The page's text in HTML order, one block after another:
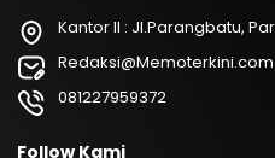
Kantor II : Jl.Parangbatu,
Redaksi@Memoterkini.com
081227959372
Follow Kami